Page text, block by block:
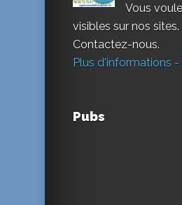
Vous
visibles sur nos sites.
Contactez-nous.
Plus d'informations -
Pubs